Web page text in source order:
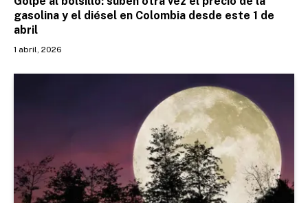
gasolina y el diésel en Colombia desde este 1 de
abril
1 abril, 2026